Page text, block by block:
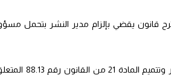
قانون يقضي بإلزام مدير النشر بتحمل
وبحسب ماء جاء في